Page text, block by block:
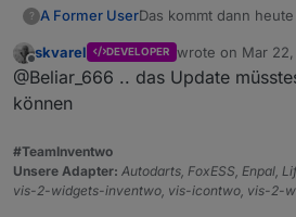
? A Former UserDas kommt dann
Offline
skvarel DEVELOPER wrote on Mar
last edited by
@Beliar_666 .. das Update
können
#TeamInventwo
Unsere Adapter: Autodarts, FoxESS, Enpal,
vis-2-widgets-inventwo, vis-icontwo, vis-2-